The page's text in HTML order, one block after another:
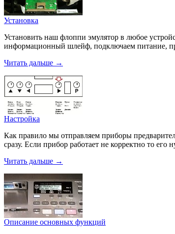
Установка
Установить наш флоппи эмулятор в любое
информационный шлейф, подключаем питание,
Читать дальше →
Настройка
Как правило мы отправляем приборы
сразу. Если прибор работает не корректно то
Читать дальше →
Описание основных функций